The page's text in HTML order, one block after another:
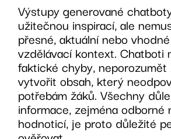
Výstupy generované
užitečnou inspirací, ale
přesné, aktuální nebo
vzdělávací kontext. Chatboti
faktické chyby, neporozumět
vytvořit obsah, který
potřebám žáků. Všechny
informace, zejména odborné
hodnoticí, je proto důležité